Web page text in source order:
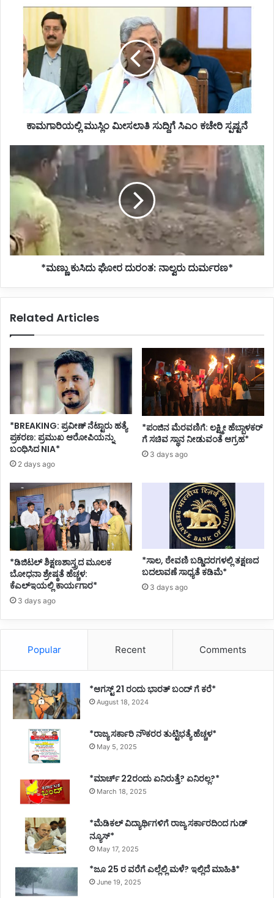
ಕಾಮಗಾರಿಯಲ್ಲಿ
ಮೀಸಲಾತಿ
ಸುದ್ದಿಗೆ
ಸಿಎಂ
ಕಚೇರಿ
ಸ್ಪಷ್ಟನೆ
ಕಾಮಗಾರಿಯಲ್ಲಿ ಮುಸ್ಲಿಂ ಮೀಸಲಾತಿ ಸುದ್ದಿಗೆ ಸಿಎಂ ಕಚೇರಿ ಸ್ಪಷ್ಟನೆ
ಘೋರ
ದುರಂತ:
ದುರ್ಮರಣ*
*ಮಣ್ಣು ಕುಸಿದು ಘೋರ ದುರಂತ: ನಾಲ್ವರು ದುರ್ಮರಣ*
Related Articles
*BREAKING: ಪ್ರವೀಣ್ ನೆಟ್ಟಾರು ಹತ್ಯೆ
ಪ್ರಕರಣ: ಪ್ರಮುಖ ಆರೋಪಿಯನ್ನು
ಬಂಧಿಸಿದ NIA*
2 days ago
*ಪಂಜಿನ ಮೆರವಣಿಗೆ: ಲಕ್ಷ್ಮೀ ಹೆಬ್ಬಾಳಕರ್
ಗೆ ಸಚಿವ ಸ್ಥಾನ ನೀಡುವಂತೆ ಆಗ್ರಹ*
3 days ago
*ಡಿಜಿಟಲ್ ಶಿಕ್ಷಣಶಾಸ್ತ್ರದ ಮೂಲಕ
ಬೋಧನಾ ಶ್ರೇಷ್ಠತೆ ಹೆಚ್ಚಳ:
ಕೆಎಲ್ಇಯಲ್ಲಿ ಕಾರ್ಯಗಾರ*
3 days ago
*ಸಾಲ, ಠೇವಣಿ ಬಡ್ಡಿದರಗಳಲ್ಲಿ ತಕ್ಷಣದ
ಬದಲಾವಣೆ ಸಾಧ್ಯತೆ ಕಡಿಮೆ*
3 days ago
Popular Recent Comments
*ಆಗಸ್ಟ್ 21 ರಂದು ಭಾರತ್‌ ಬಂದ್‌ ಗೆ ಕರೆ*
August 18, 2024
*ರಾಜ್ಯ ಸರ್ಕಾರಿ ನೌಕರರ ತುಟ್ಟಿಭತ್ಯೆ ಹೆಚ್ಚಳ*
May 5, 2025
*ಮಾರ್ಚ್ 22ರಂದು ಏನಿರುತ್ತೆ? ಏನಿರಲ್ಲ?*
March 18, 2025
*ಮೆಡಿಕಲ್ ವಿದ್ಯಾರ್ಥಿಗಳಿಗೆ ರಾಜ್ಯ ಸರ್ಕಾರದಿಂದ ಗುಡ್
ನ್ಯೂಸ್*
May 17, 2025
*ಜೂ 25 ರ ವರೆಗೆ ಎಲ್ಲೆಲ್ಲಿ ಮಳೆ? ಇಲ್ಲಿದೆ ಮಾಹಿತಿ*
June 19, 2025